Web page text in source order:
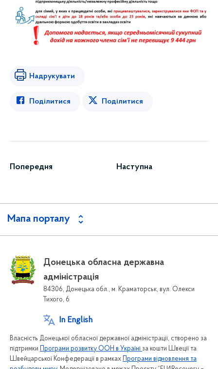
Надрукувати
Поділитися Поділитися
Попередня Наступна
Мапа порталу
Донецька обласна державна
адміністрація
84306, Донецька обл., м. Краматорськ, вул. Олекси
Тихого, 6
In English
Власність Донецької обласної державної адміністрації, створено за
підтримки Програми розвитку ООН в Україні за кошти Швеції та
Швейцарської Конфедерації в рамках Програми відновлення та